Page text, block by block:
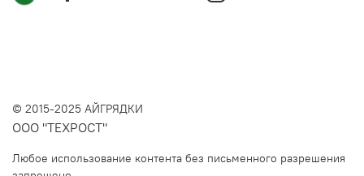
© 2015-2025 АЙГРЯДКИ
ООО "ТЕХРОСТ"
Любое использование контента без письменного разрешения